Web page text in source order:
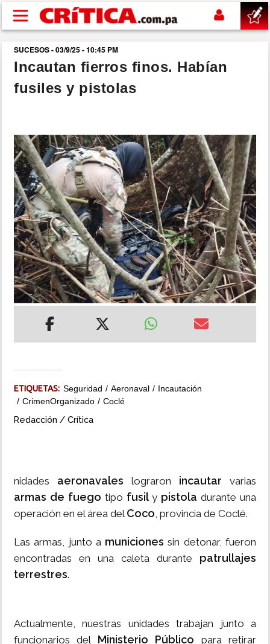
Pasar al contenido principal
buscar
SUCESOS
POLÍTICA
SHOW
DEPORTES
MUNDO
INSÓLITAS
MULTIMEDIA
SUCESOS - 03/9/25 - 10:45 PM
Incautan fierros finos. Habían
fusiles y pistolas
ETIQUETAS: Seguridad Aeronaval
Incautación
CrimenOrganizado
Coclé
Redacción / Crítica
nidades aeronavales lograron incautar varias
armas de fuego tipo fusily pistola durante una
operación en el área del Coco, provincia de Coclé.
Las armas, junto a municiones sin detonar, fueron
encontradas en una caleta durante patrullajes
terrestres.
Actualmente, nuestras unidades trabajan junto a
funcionarios del Ministerio Público para retirar